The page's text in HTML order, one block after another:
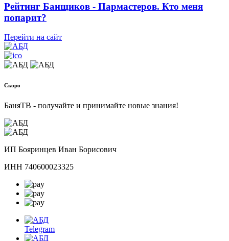
Рейтинг Банщиков - Пармастеров. Кто меня
попарит?
Перейти на сайт
Скоро
БаняТВ - получайте и принимайте новые знания!
ИП Бояринцев Иван Борисович
ИНН 740600023325
Telegram